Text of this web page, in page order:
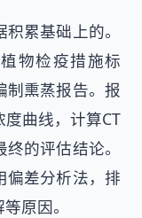
累基础上的。
物检疫措施标
制熏蒸报告。报
曲线，计算CT
的评估结论。
偏差分析法，排
原因。